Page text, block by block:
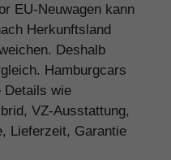
EU-Neuwagen kann
Herkunftsland
Deshalb
Hamburgcars
Details wie
VZ-Ausstattung,
Lieferzeit, Garantie